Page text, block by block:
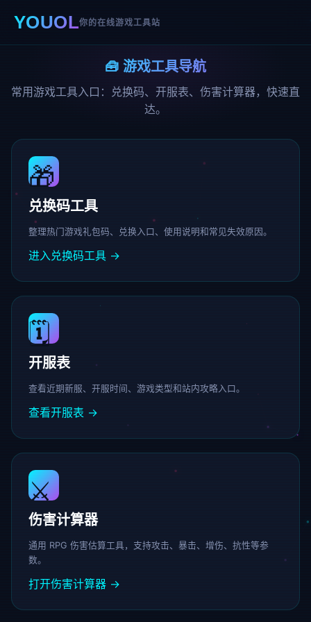
YOUOL你的在线游戏工具站
🧰 游戏工具导航
常用游戏工具入口：兑换码、开服表、伤害计算器，快速直
达。
🎁
兑换码工具
整理热门游戏礼包码、兑换入口、使用说明和常见失效原因。
进入兑换码工具 →
🗓️
开服表
查看近期新服、开服时间、游戏类型和站内攻略入口。
查看开服表 →
⚔️
伤害计算器
通用 RPG 伤害估算工具，支持攻击、暴击、增伤、抗性等参
数。
打开伤害计算器 →